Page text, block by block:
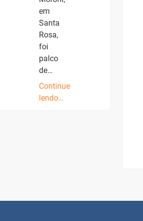
em
Santa
Rosa,
foi
palco
de…
Continue
lendo…